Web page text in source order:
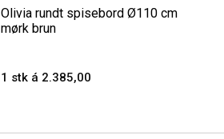
Olivia rundt spisebord Ø110 cm
mørk brun
1 stk á 2.385,00